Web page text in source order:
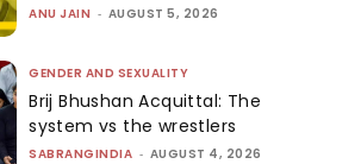
ANU JAIN - AUGUST 5, 2026
GENDER AND SEXUALITY
Brij Bhushan Acquittal: The
system vs the wrestlers
SABRANGINDIA - AUGUST 4, 2026